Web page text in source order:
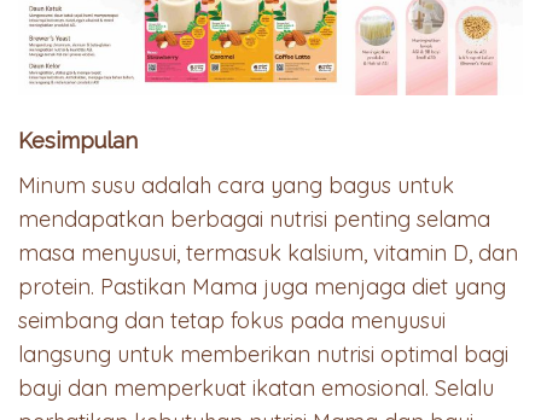
Kesimpulan
Minum susu adalah cara yang bagus untuk
mendapatkan berbagai nutrisi penting selama
masa menyusui, termasuk kalsium, vitamin D, dan
protein. Pastikan Mama juga menjaga diet yang
seimbang dan tetap fokus pada menyusui
langsung untuk memberikan nutrisi optimal bagi
bayi dan memperkuat ikatan emosional. Selalu